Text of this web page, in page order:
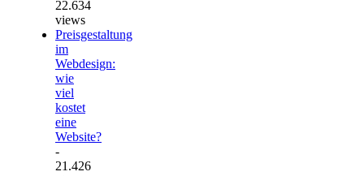
22.634
views
Preisgestaltung
im
Webdesign:
wie
viel
kostet
eine
Website?
-
21.426